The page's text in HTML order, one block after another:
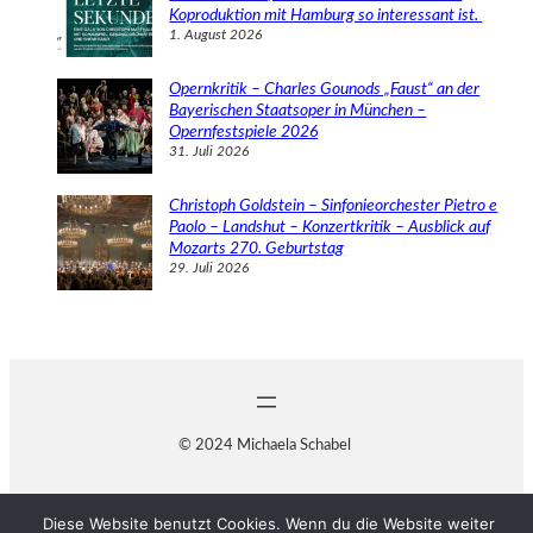
Koproduktion mit Hamburg so interessant ist.
1. August 2026
Opernkritik – Charles Gounods „Faust“ an der
Bayerischen Staatsoper in München –
Opernfestspiele 2026
31. Juli 2026
Christoph Goldstein – Sinfonieorchester Pietro e
Paolo – Landshut – Konzertkritik – Ausblick auf
Mozarts 270. Geburtstag
29. Juli 2026
© 2024 Michaela Schabel
Diese Website benutzt Cookies. Wenn du die Website weiter